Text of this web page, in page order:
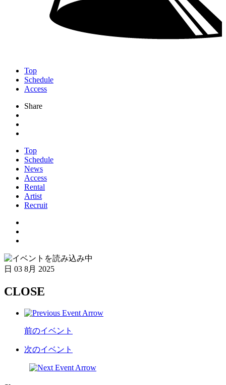
Top
Schedule
Access
Share
Top
Schedule
News
Access
Rental
Artist
Recruit
日 03 8月 2025
CLOSE
前のイベント
次のイベント